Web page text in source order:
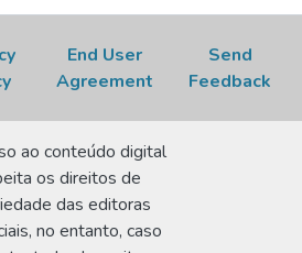
End User
Agreement
Send
Feedback
ao conteúdo digital
os direitos de
das editoras
no entanto, caso